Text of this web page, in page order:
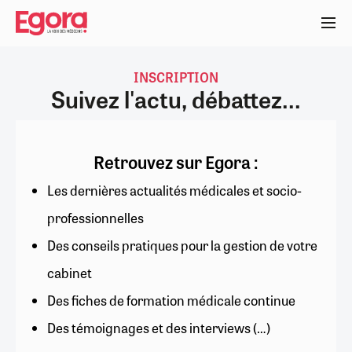
Aller
contenu
INSCRIPTION
Suivez l'actu, débattez...
Retrouvez sur Egora :
Les dernières actualités médicales et socio-
professionnelles
Des conseils pratiques pour la gestion de votre
cabinet
Des fiches de formation médicale continue
Des témoignages et des interviews (…)